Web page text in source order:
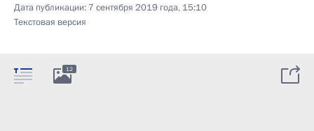
Дата публикации: 7 сентября 2019 года, 15:10
Текстовая версия
12